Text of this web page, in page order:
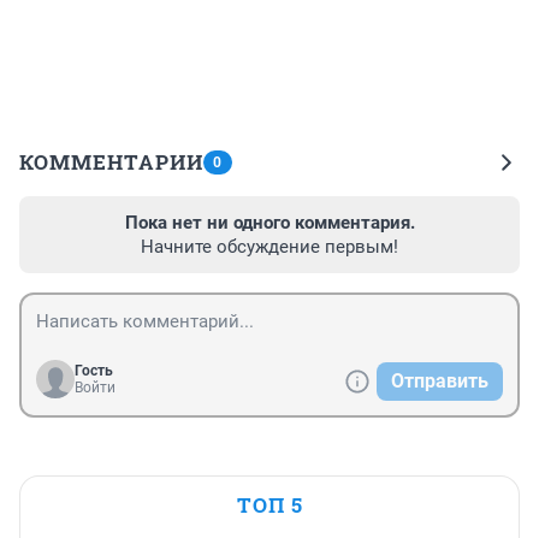
КОММЕНТАРИИ 0
Пока нет ни одного комментария.
Начните обсуждение первым!
Гость
Войти
Отправить
ТОП 5